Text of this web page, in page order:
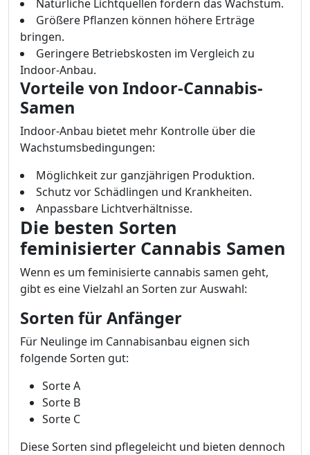
Natürliche Lichtquellen fördern das Wachstum.
Größere Pflanzen können höhere Erträge
bringen.
Geringere Betriebskosten im Vergleich zu
Indoor-Anbau.
Vorteile von Indoor-Cannabis-
Samen
Indoor-Anbau bietet mehr Kontrolle über die
Wachstumsbedingungen:
Möglichkeit zur ganzjährigen Produktion.
Schutz vor Schädlingen und Krankheiten.
Anpassbare Lichtverhältnisse.
Die besten Sorten
feminisierter Cannabis Samen
Wenn es um feminisierte cannabis samen geht,
gibt es eine Vielzahl an Sorten zur Auswahl:
Sorten für Anfänger
Für Neulinge im Cannabisanbau eignen sich
folgende Sorten gut:
Sorte A
Sorte B
Sorte C
Diese Sorten sind pflegeleicht und bieten dennoch